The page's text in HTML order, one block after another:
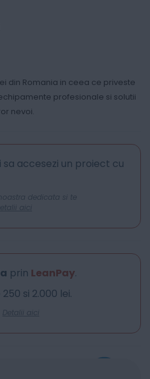
din Romania in ceea ce priveste
profesionale si solutii
nevoi.
sa accesezi un proiect cu
dedicata si te
aici
prin LeanPay.
si 2.000 lei.
Detalii aici